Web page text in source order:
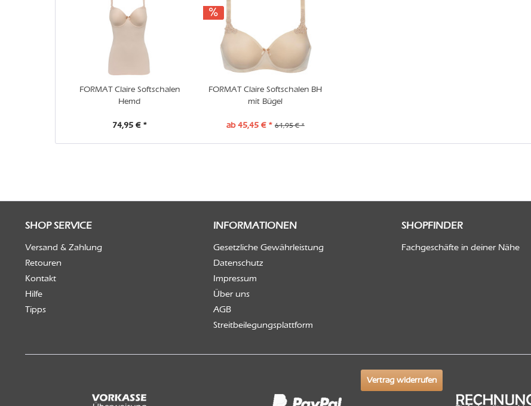
FORMAT Claire Softschalen
Hemd
74,95 € *
FORMAT Claire Softschalen BH
mit Bügel
ab 45,45 € * 64,95 € *
SHOP SERVICE
Versand & Zahlung
Retouren
Kontakt
Hilfe
Tipps
INFORMATIONEN
Gesetzliche Gewährleistung
Datenschutz
Impressum
Über uns
AGB
Streitbeilegungsplattform
SHOPFINDER
Fachgeschäfte in deiner Nähe
Vertrag widerrufen